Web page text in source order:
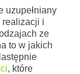
realizacji i
ze
to w jakich
, które